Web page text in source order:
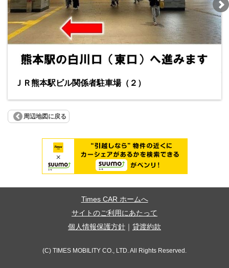
ＪＲ熊本駅ビル関係者駐車場（２）
周辺地図に戻る
Times CAR ホームへ
サイトのご利用にあたって
個人情報保護方針
貸渡約款
(C) TIMES MOBILITY CO., LTD. All Rights Reserved.